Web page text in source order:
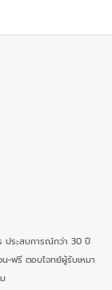
ประสบการณ์กว่า 30 ปี
-ฟรี ตอบโจทย์ผู้รับเหมา